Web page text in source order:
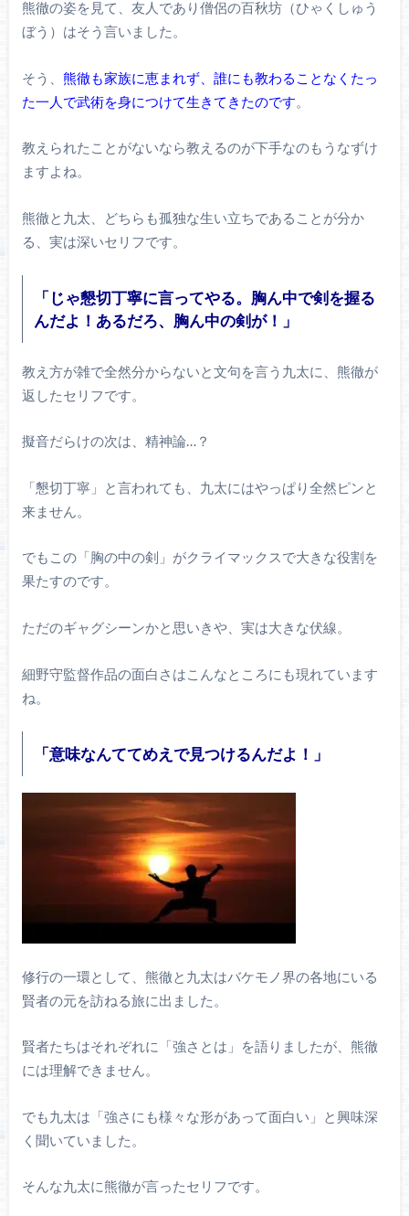
熊徹の姿を見て、友人であり僧侶の百秋坊（ひゃくしゅう
ぼう）はそう言いました。
そう、 熊徹も家族に恵まれず、誰にも教わることなくたっ
た一人で武術を身につけて生きてきたのです
教えられたことがないなら教えるのが下手なのもうなずけ
ますよね。
熊徹と九太、どちらも孤独な生い立ちであることが分か
る、実は深いセリフです。
「じゃ懇切丁寧に言ってやる。胸ん中で剣を握る
んだよ！あるだろ、胸ん中の剣が！」
教え方が雑で全然分からないと文句を言う九太に、熊徹が
返したセリフです。
擬音だらけの次は、精神論…？
「懇切丁寧」と言われても、九太にはやっぱり全然ピンと
来ません。
でもこの「胸の中の剣」がクライマックスで大きな役割を
果たすのです。
ただのギャグシーンかと思いきや、実は大きな伏線。
細野守監督作品の面白さはこんなところにも現れています
ね。
「意味なんててめえで見つけるんだよ！」
修行の一環として、熊徹と九太はバケモノ界の各地にいる
賢者の元を訪ねる旅に出ました。
賢者たちはそれぞれに「強さとは」を語りましたが、熊徹
には理解できません。
でも九太は「強さにも様々な形があって面白い」と興味深
く聞いていました。
そんな九太に熊徹が言ったセリフです。